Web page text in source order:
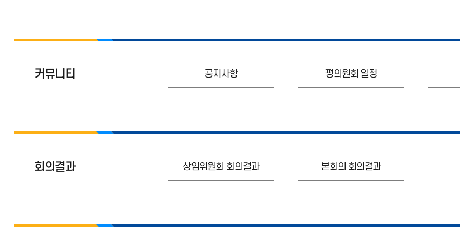
커뮤니티 공지사항 평의원회 일정
회의결과 상임위원회 회의결과 본회의 회의결과